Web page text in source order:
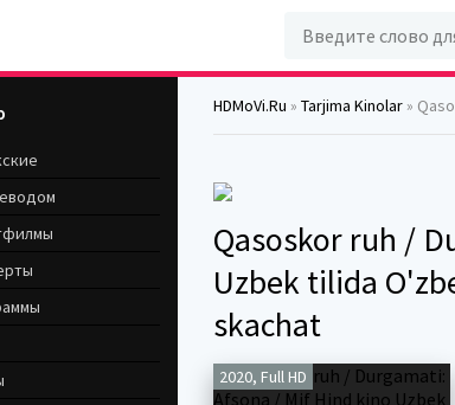
HDMoVi.Ru » Tarjima Kinolar »
Qasoskor ruh /
Uzbek tilida
skachat
2020, Full HD